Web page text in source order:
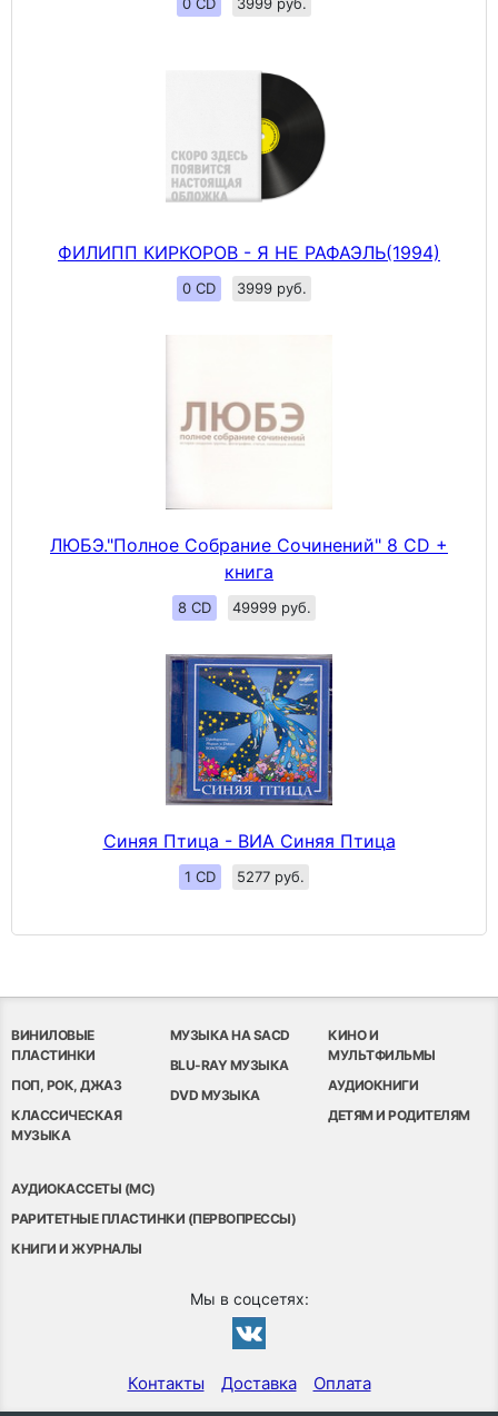
ФИЛИПП КИРКОРОВ - Я НЕ РАФАЭЛЬ(1994)
0 CD 3999 руб.
ЛЮБЭ."Полное Собрание Сочинений" 8 CD +
книга
8 CD 49999 руб.
Синяя Птица - ВИА Синяя Птица
1 CD 5277 руб.
ВИНИЛОВЫЕ
ПЛАСТИНКИ
ПОП, РОК, ДЖАЗ
КЛАССИЧЕСКАЯ
МУЗЫКА
МУЗЫКА НА SACD
BLU-RAY МУЗЫКА
DVD МУЗЫКА
КИНО И
МУЛЬТФИЛЬМЫ
АУДИОКНИГИ
ДЕТЯМ И РОДИТЕЛЯМ
АУДИОКАССЕТЫ (MC)
РАРИТЕТНЫЕ ПЛАСТИНКИ (ПЕРВОПРЕССЫ)
КНИГИ И ЖУРНАЛЫ
Мы в соцсетях:
Контакты Доставка Оплата